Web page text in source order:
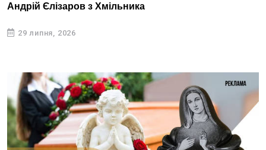
Андрій Єлізаров з Хмільника
29 липня, 2026